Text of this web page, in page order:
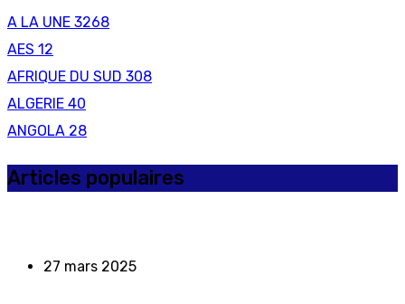
A LA UNE 3268
AES 12
AFRIQUE DU SUD 308
ALGERIE 40
ANGOLA 28
Articles populaires
27 mars 2025